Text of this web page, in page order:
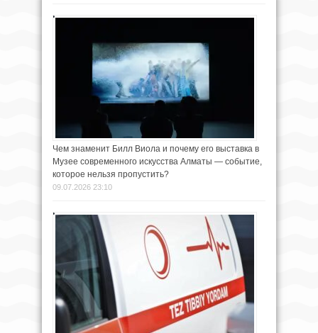
Чем знаменит Билл Виола и почему его выставка в
Музее современного искусства Алматы — событие,
которое нельзя пропустить?
09.07.2026 23:10